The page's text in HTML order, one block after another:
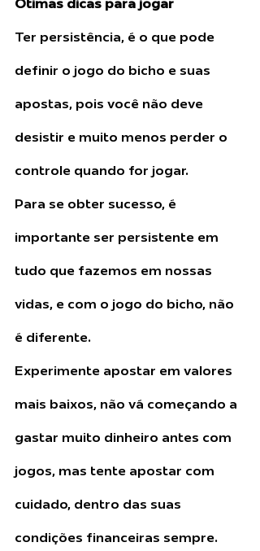
Ter persistência, é o que pode
definir o jogo do bicho e suas
apostas, pois você não deve
desistir e muito menos perder o
controle quando for jogar.
Para se obter sucesso, é
importante ser persistente em
tudo que fazemos em nossas
vidas, e com o jogo do bicho, não
é diferente.
Experimente apostar em valores
mais baixos, não vá começando a
gastar muito dinheiro antes com
jogos, mas tente apostar com
cuidado, dentro das suas
condições financeiras sempre.